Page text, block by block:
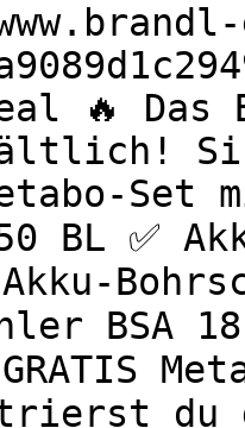
🔥 Das
Set
BL ✅
BSA
du